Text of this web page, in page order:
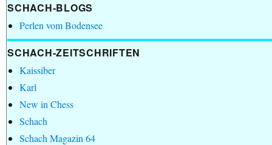
SCHACH-BLOGS
Perlen vom Bodensee
SCHACH-ZEITSCHRIFTEN
Kaissiber
Karl
New in Chess
Schach
Schach Magazin 64